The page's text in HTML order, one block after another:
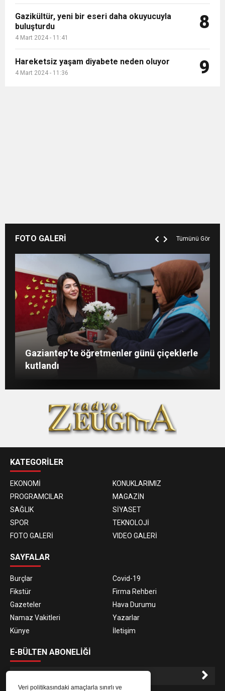
Veri politikasındaki amaçlarla sınırlı ve
Gazikültür, yeni bir eseri daha okuyucuyla
buluşturdu
4 Mart 2024 - 11:41
8
Hareketsiz yaşam diyabete neden oluyor
4 Mart 2024 - 11:36 9
FOTO GALERİ Tümünü Gör
Konukoğlu: Türkiye ekonomisine 11 farklı
sektörde değer katıyoruz
Gaziantep’te öğretmenler günü çiçeklerle
kutlandı
GAÜN’de gri kod tatbikatı gerçeği
Şahin: “İstikbalimizi şekillendirecek olan
sizlersiniz”
KATEGORİLER
EKONOMİ
KONUKLARIMIZ
PROGRAMCILAR
MAGAZİN
SAĞLIK
SİYASET
SPOR
TEKNOLOJİ
FOTO GALERİ
VIDEO GALERİ
SAYFALAR
Burçlar
Covid-19
Fikstür
Firma Rehberi
Gazeteler
Hava Durumu
Namaz Vakitleri
Yazarlar
Künye
İletişim
E-BÜLTEN ABONELİĞİ